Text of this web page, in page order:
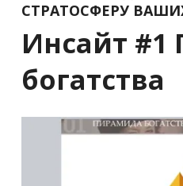
СТРАТОСФЕРУ
Инсайт
богатства